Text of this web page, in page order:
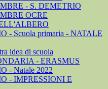
- S. DEMETRIO
OCRE
- Scuola primaria - NATALE
idea di scuola
- ERASMUS
- Natale 2022
- IMPRESSIONI E